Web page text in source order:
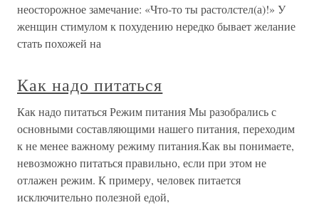
неосторожное замечание: «Что-то ты растолстел(а)!» У
женщин стимулом к похудению нередко бывает желание
стать похожей на
Как надо питаться
Как надо питаться Режим питания Мы разобрались с
основными составляющими нашего питания, переходим
к не менее важному режиму питания.Как вы понимаете,
невозможно питаться правильно, если при этом не
отлажен режим. К примеру, человек питается
исключительно полезной едой,